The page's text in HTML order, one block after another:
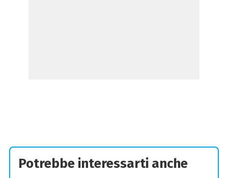
Potrebbe interessarti anche